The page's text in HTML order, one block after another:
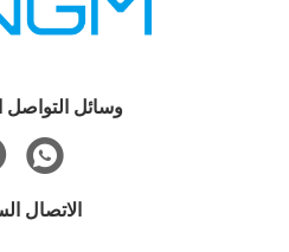
وسائل التواصل
الاتصال